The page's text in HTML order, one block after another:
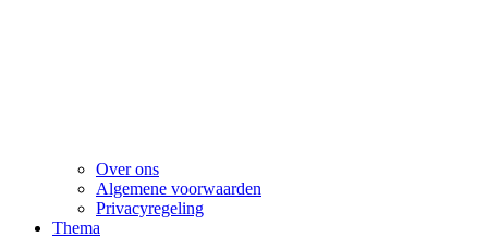
Over ons
Algemene voorwaarden
Privacyregeling
Thema